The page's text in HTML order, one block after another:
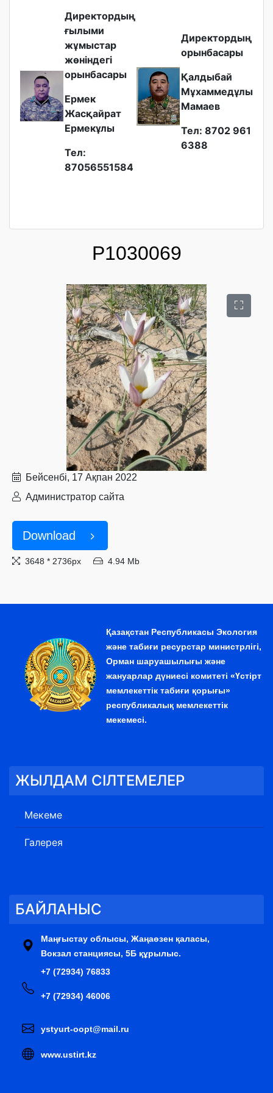
Директордың
ғылыми
жұмыстар
жөніндегі
орынбасары
Ермек
Жасқайрат
Ермекұлы
Тел:
87056551584
Директордың
орынбасары
Қалдыбай
Мұхаммедұлы
Мамаев
Тел: 8702 961
6388
P1030069
Бейсенбі, 17 Ақпан 2022
Администратор сайта
Download
3648 * 2736px 4.94 Mb
Қазақстан Республикасы Экология
және табиғи ресурстар министрлігі,
Орман шаруашылығы және
жануарлар дүниесі комитеті «Үстірт
мемлекеттік табиғи қорығы»
республикалық мемлекеттік
мекемесі.
ЖЫЛДАМ СІЛТЕМЕЛЕР
Мекеме
Галерея
БАЙЛАНЫС
Маңғыстау облысы, Жаңаөзен қаласы,
Вокзал станциясы, 5Б құрылыс.
+7 (72934) 76833
+7 (72934) 46006
ystyurt-oopt@mail.ru
www.ustirt.kz